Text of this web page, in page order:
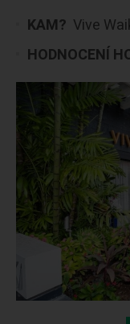
KAM? Vive
HODNOCENÍ